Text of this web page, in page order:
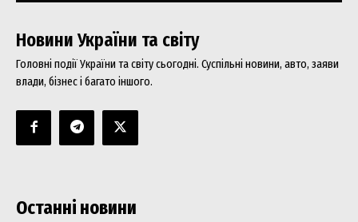
Новини України та світу
Головні події України та світу сьогодні. Суспільні новини, авто, заяви
влади, бізнес і багато іншого.
Останні новини